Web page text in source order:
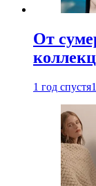
От
1 год спустя